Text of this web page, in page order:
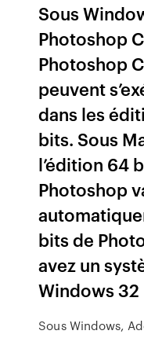
Sous
Photoshop
Photoshop
peuvent
dans les
bits. Sous
l’édition 64
Photoshop
bits de
avez un
Windows
Sous Windows,